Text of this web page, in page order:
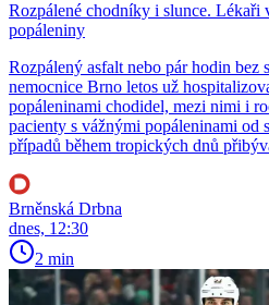
Rozpálené chodníky i slunce. Lékaři
popáleniny
Rozpálený asfalt nebo pár hodin
nemocnice Brno letos už
popáleninami chodidel, mezi nimi i
pacienty s vážnými popáleninami od
případů během tropických dnů
Brněnská Drbna
dnes, 12:30
2 min